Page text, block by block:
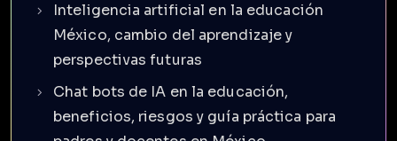
Inteligencia artificial en la educación
México, cambio del aprendizaje y
perspectivas futuras
Chat bots de IA en la educación,
beneficios, riesgos y guía práctica para